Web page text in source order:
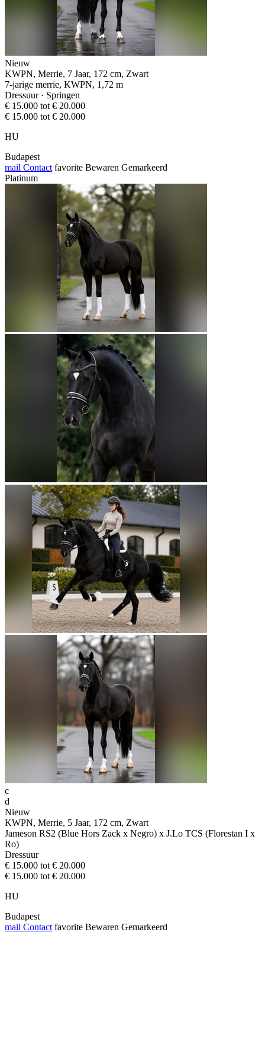
Nieuw
KWPN, Merrie, 7 Jaar, 172 cm, Zwart
7-jarige merrie, KWPN, 1,72 m
Dressuur · Springen
€ 15.000 tot € 20.000
€ 15.000 tot € 20.000
HU
Budapest
mail Contact favorite Bewaren Gemarkeerd
Platinum
c
d
Nieuw
KWPN, Merrie, 5 Jaar, 172 cm, Zwart
Jameson RS2 (Blue Hors Zack x Negro) x J.Lo TCS (Florestan I x
Ro)
Dressuur
€ 15.000 tot € 20.000
€ 15.000 tot € 20.000
HU
Budapest
mail Contact favorite Bewaren Gemarkeerd